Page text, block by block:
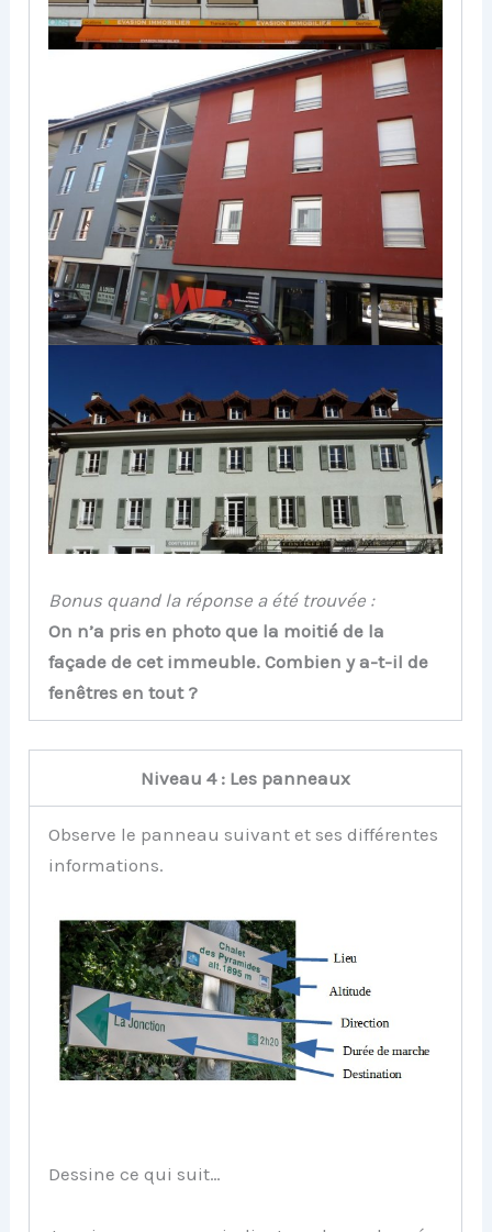
Bonus quand la réponse a été trouvée :
On n’a pris en photo que la moitié de la
façade de cet immeuble. Combien y a-t-il de
fenêtres en tout ?
Niveau 4 : Les panneaux
Observe le panneau suivant et ses différentes
informations.
Dessine ce qui suit…